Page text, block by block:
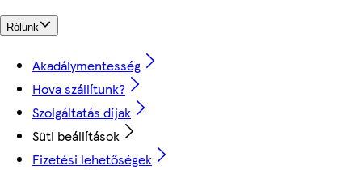
Rólunk
Akadálymentesség
Hova szállítunk?
Szolgáltatás díjak
Süti beállítások
Fizetési lehetőségek